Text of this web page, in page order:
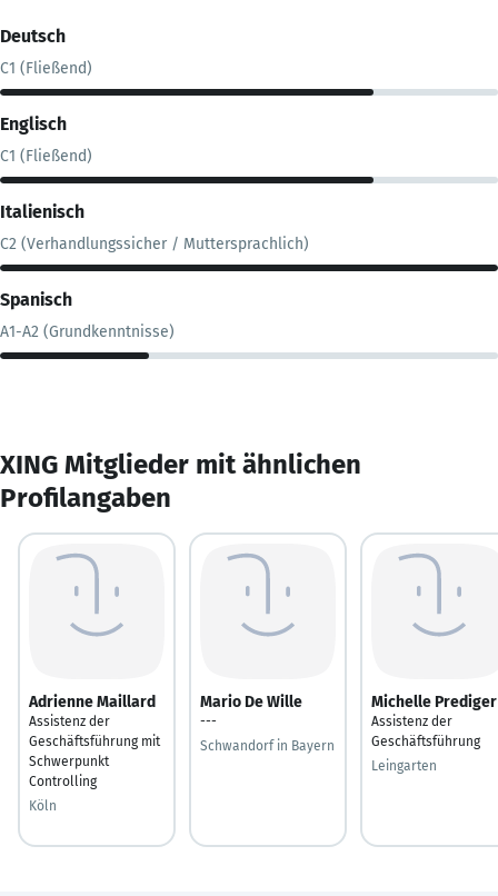
Deutsch
C1 (Fließend)
Englisch
C1 (Fließend)
Italienisch
C2 (Verhandlungssicher / Muttersprachlich)
Spanisch
A1-A2 (Grundkenntnisse)
XING Mitglieder mit ähnlichen
Profilangaben
Adrienne Maillard
Assistenz der
Geschäftsführung mit
Schwerpunkt
Controlling
Köln
Mario De Wille
---
Schwandorf in Bayern
Michelle Prediger
Assistenz der
Geschäftsführung
Leingarten